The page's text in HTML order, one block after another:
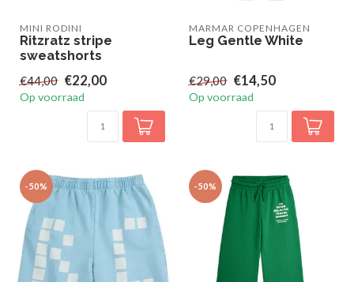
MINI RODINI
Ritzratz stripe
sweatshorts
€44,00 €22,00
Op voorraad
MARMAR COPENHAGEN
Leg Gentle White
€29,00 €14,50
Op voorraad
-50% -50%